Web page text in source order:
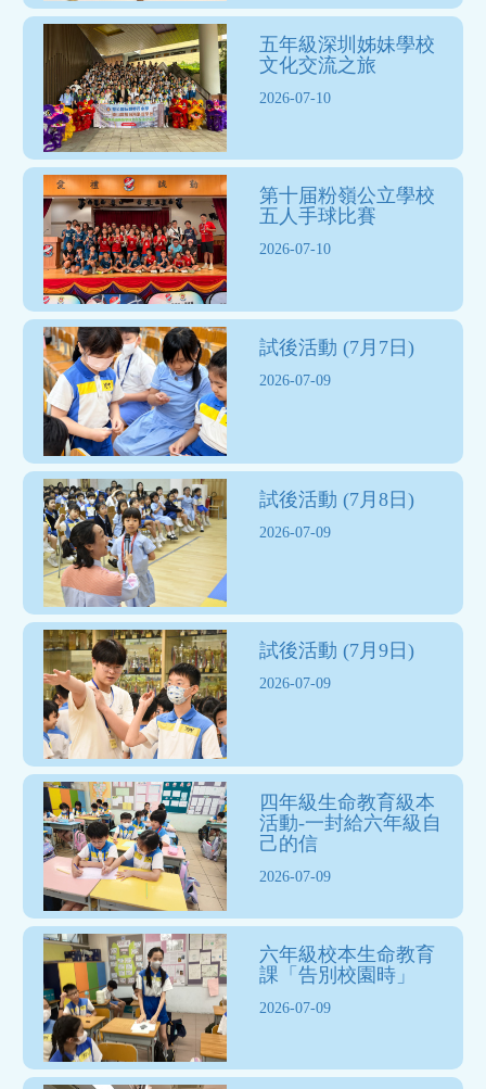
五年級深圳姊妹學校
文化交流之旅
2026-07-10
第十届粉嶺公立學校
五人手球比賽
2026-07-10
試後活動 (7月7日)
2026-07-09
試後活動 (7月8日)
2026-07-09
試後活動 (7月9日)
2026-07-09
四年級生命教育級本
活動-一封給六年級自
己的信
2026-07-09
六年級校本生命教育
課「告別校園時」
2026-07-09